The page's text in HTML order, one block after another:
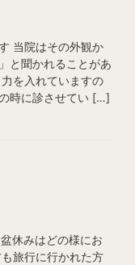
当院はその外観か
と聞かれることがあ
を入れていますの
時に診させてい […]
休みはどの様にお
旅行に行かれた方